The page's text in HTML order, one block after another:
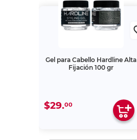
Gel para Cabello Hardline Alta
Fijación 100 gr
$29.00